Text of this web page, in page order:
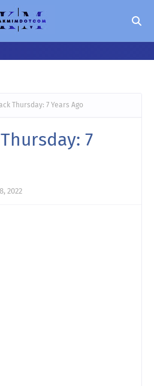
Thursday: 7 Years Ago
7
2022